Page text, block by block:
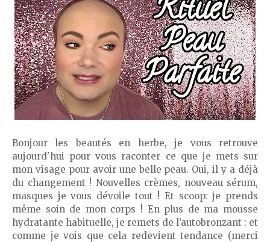
Bonjour les beautés en herbe, je vous retrouve
aujourd'hui pour vous raconter ce que je mets sur
mon visage pour avoir une belle peau. Oui, il y a déjà
du changement ! Nouvelles crèmes, nouveau sérum,
masques je vous dévoile tout ! Et scoop: je prends
même soin de mon corps ! En plus de ma mousse
hydratante habituelle, je remets de l’autobronzant : et
comme je vois que cela redevient tendance (merci